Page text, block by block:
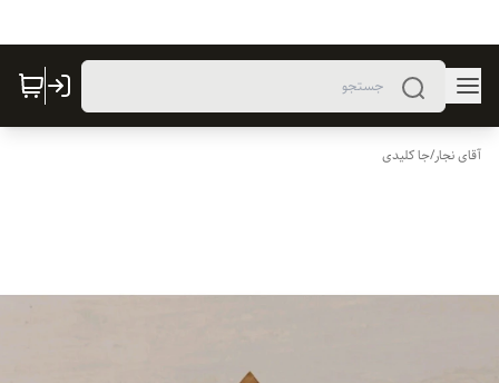
آقای نجار/جا کلیدی